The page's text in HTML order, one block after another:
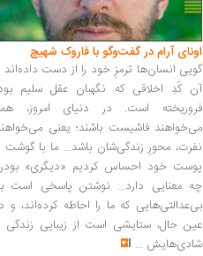
اونای آرام در گفت‌وگو با فاروک شهیچ‭
گویی انسان‌ها ترمزِ خود را از دست داده‌اند
آن کُدِ اخلاقی که نگهبان عقل سلیم
فروریخته است. در دنیای امروز،
می‌خواهند فاشیست باشند؛ یعنی
نفرت، محورِ زندگی‌شان باشد... ما با گوشت
پوست خود احساس کردیم «دیگری»
چه معنایی دارد... نوشتن پاسخی است
بی‌عدالتی‌هایی که ما را احاطه کرده‌اند، و
عین حال، ستایشی است از زیبایی زندگی
شادی‌هایش ...